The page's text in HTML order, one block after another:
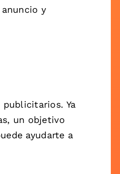
y
Ya
un objetivo
ayudarte a